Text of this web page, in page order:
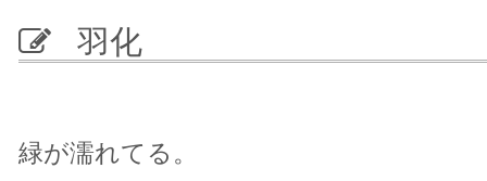
羽化
緑が濡れてる。